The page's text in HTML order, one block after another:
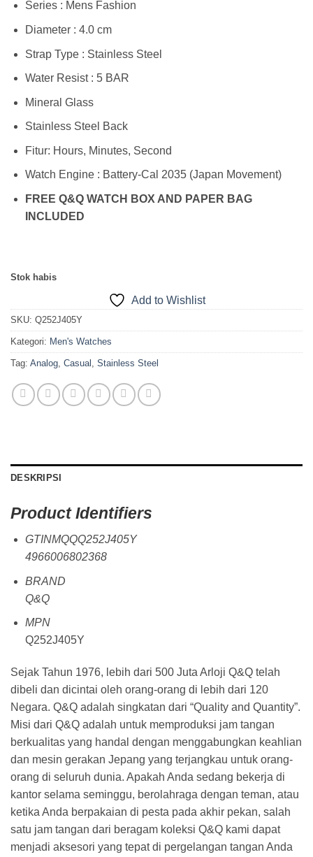
Series : Mens Fashion
Diameter : 4.0 cm
Strap Type : Stainless Steel
Water Resist : 5 BAR
Mineral Glass
Stainless Steel Back
Fitur: Hours, Minutes, Second
Watch Engine : Battery-Cal 2035 (Japan Movement)
FREE Q&Q WATCH BOX AND PAPER BAG
INCLUDED
Stok habis
Add to Wishlist
SKU: Q252J405Y
Kategori: Men's Watches
Tag: Analog, Casual , Stainless Steel
DESKRIPSI
Product Identifiers
GTINMQQQ252J405Y
4966006802368
BRAND
Q&Q
MPN
Q252J405Y
Sejak Tahun 1976, lebih dari 500 Juta Arloji Q&Q telah
dibeli dan dicintai oleh orang-orang di lebih dari 120
Negara. Q&Q adalah singkatan dari “Quality and Quantity”.
Misi dari Q&Q adalah untuk memproduksi jam tangan
berkualitas yang handal dengan menggabungkan keahlian
dan mesin gerakan Jepang yang terjangkau untuk orang-
orang di seluruh dunia. Apakah Anda sedang bekerja di
kantor selama seminggu, berolahraga dengan teman, atau
ketika Anda berpakaian di pesta pada akhir pekan, salah
satu jam tangan dari beragam koleksi Q&Q kami dapat
menjadi aksesori yang tepat di pergelangan tangan Anda